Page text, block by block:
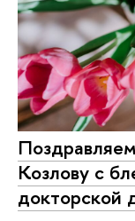
Козлову с
докторской